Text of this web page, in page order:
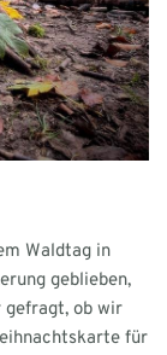
Waldtag in
geblieben,
gefragt, ob wir
für